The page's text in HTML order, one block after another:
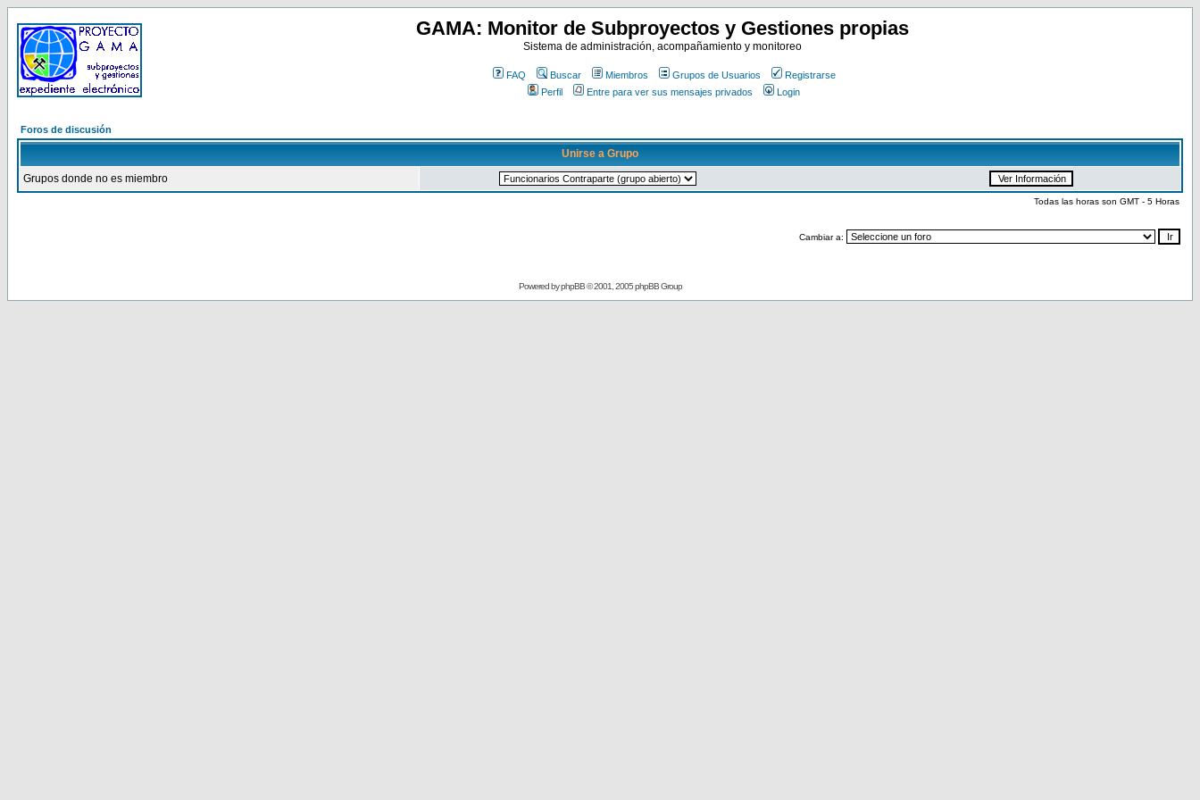
GAMA: Monitor de Subproyectos y Gestiones propias
Sistema de administración, acompañamiento y monitoreo
FAQ Buscar Miembros Grupos de Usuarios
Registrarse
Perfil
Entre para ver sus mensajes privados Login
Foros de discusión
Unirse a Grupo
Grupos donde no es miembro
Todas las horas son GMT - 5 Horas
Cambiar a:
Powered byphpBB© 2001, 2005 phpBB Group